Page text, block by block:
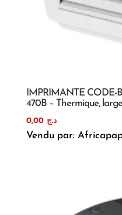
IMPRIMANTE CODE-
470B – Thermique,
د.ج 0,00
Vendu par: